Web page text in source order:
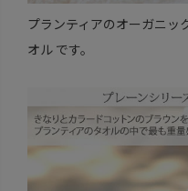
プランティアのオーガニッ
オル です。